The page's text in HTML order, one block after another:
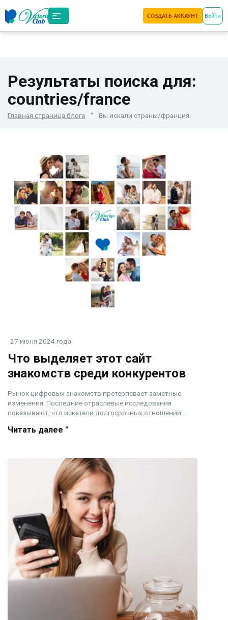
СОЗДАТЬ АККАУНТ Войти
Результаты поиска для:
countries/france
Главная страница блога " Вы искали страны/франция
27 июня 2024 года
Что выделяет этот сайт
знакомств среди конкурентов
Рынок цифровых знакомств претерпевает заметные
изменения. Последние отраслевые исследования
показывают, что искатели долгосрочных отношений ...
Читать далее "